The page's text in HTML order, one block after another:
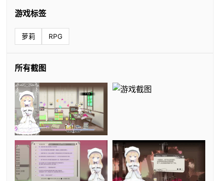
游戏标签
萝莉 RPG
所有截图